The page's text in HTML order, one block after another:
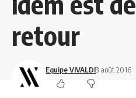
retour
Equipe VIVALDI3 août 2016